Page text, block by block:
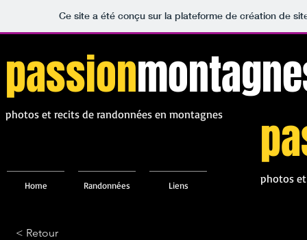
Ce site a été conçu sur la plateforme de création de
passion
photos et recits de randonnées en montagnes
Home Randonnées Liens photos
< Retour